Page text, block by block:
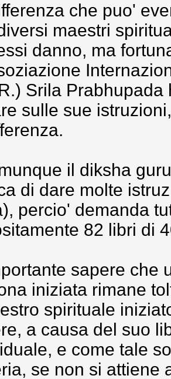
che puo'
maestri
danno, ma
Srila
sulle sue
il diksha
di dare molte
percio' demanda
82 libri di
sapere che
iniziata rimane
spirituale
a causa del suo
e come tale
se non si attiene